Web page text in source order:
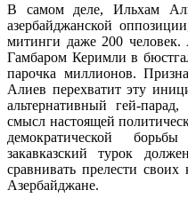
В самом деле, Ильхам
азербайджанской
митинги даже 200
Гамбаром Керимли в
парочка миллионов.
Алиев перехватит эту
альтернативный гей-
смысл настоящей
демократической
закавказский турок
сравнивать прелести
Азербайджане.